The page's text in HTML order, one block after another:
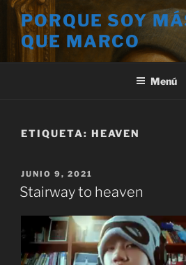
Saltar
contenido
PORQUE SOY
QUE MARCO
Menú
ETIQUETA: HEAVEN
PUBLICADO
EL
JUNIO 9, 2021
Stairway to heaven